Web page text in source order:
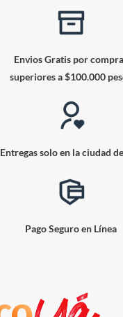
Envios Gratis por
superiores a $100.000
Entregas solo en la ciudad
Pago Seguro en Línea